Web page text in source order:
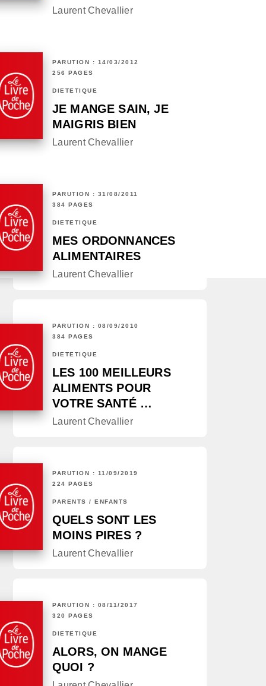
Laurent Chevallier
PARUTION : 14/03/2012
256 PAGES
DIÉTÉTIQUE
JE MANGE SAIN, JE
MAIGRIS BIEN
Laurent Chevallier
PARUTION : 31/08/2011
384 PAGES
DIÉTÉTIQUE
MES ORDONNANCES
ALIMENTAIRES
Laurent Chevallier
PARUTION : 08/09/2010
384 PAGES
DIÉTÉTIQUE
LES 100 MEILLEURS
ALIMENTS POUR
VOTRE SANTÉ …
Laurent Chevallier
PARUTION : 11/09/2019
224 PAGES
PARENTS / ENFANTS
QUELS SONT LES
MOINS PIRES ?
Laurent Chevallier
PARUTION : 08/11/2017
320 PAGES
DIÉTÉTIQUE
ALORS, ON MANGE
QUOI ?